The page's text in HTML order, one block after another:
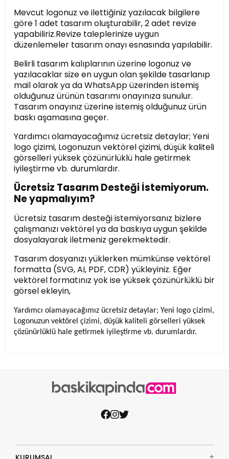
Mevcut logonuz ve ilettiğiniz yazılacak bilgilere
göre 1 adet tasarım oluşturabilir, 2 adet revize
yapabiliriz.Revize taleplerinize uygun
düzenlemeler tasarım onayı esnasında yapılabilir.
Belirli tasarım kalıplarının üzerine logonuz ve
yazılacaklar size en uygun olan şekilde tasarlanıp
mail olarak ya da WhatsApp üzerinden istemiş
olduğunuz ürünün tasarımı onayınıza sunulur.
Tasarım onayınız üzerine istemiş olduğunuz ürün
baskı aşamasına geçer.
Yardımcı olamayacağımız ücretsiz detaylar; Yeni
logo çizimi, Logonuzun vektörel çizimi, düşük kaliteli
görselleri yüksek çözünürlüklü hale getirmek
iyileştirme vb. durumlardır.
Ücretsiz Tasarım Desteği İstemiyorum.
Ne yapmalıyım?
Ücretsiz tasarım desteği istemiyorsanız bizlere
çalışmanızı vektörel ya da baskıya uygun şekilde
dosyalayarak iletmeniz gerekmektedir.
Tasarım dosyanızı yüklerken mümkünse vektörel
formatta (SVG, AI, PDF, CDR) yükleyiniz. Eğer
vektörel formatınız yok ise yüksek çözünürlüklü bir
görsel ekleyin,
Yardımcı olamayacağımız ücretsiz detaylar; Yeni logo çizimi,
Logonuzun vektörel çizimi, düşük kaliteli görselleri yüksek
çözünürlüklü hale getirmek iyileştirme vb. durumlardır.